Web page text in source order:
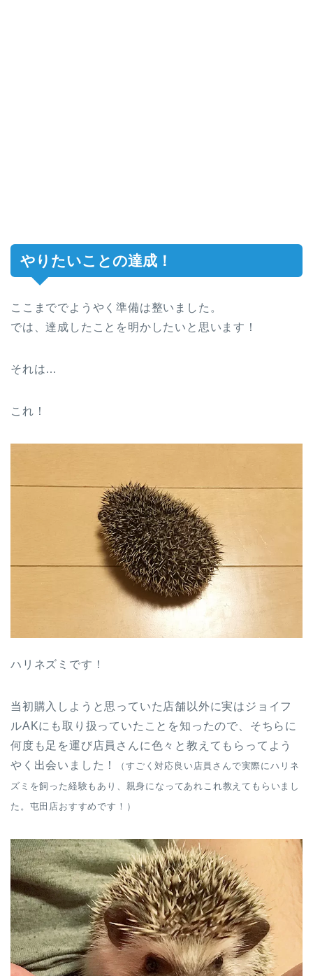
やりたいことの達成！
ここまででようやく準備は整いました。
では、達成したことを明かしたいと思います！
それは…
これ！
ハリネズミです！
当初購入しようと思っていた店舗以外に実はジョイフ
ルAKにも取り扱っていたことを知ったので、そちらに
何度も足を運び店員さんに色々と教えてもらってよう
やく出会いました！
（すごく対応良い店員さんで実際にハリネ
ズミを飼った経験もあり、親身になってあれこれ教えてもらいまし
た。屯田店おすすめです！）